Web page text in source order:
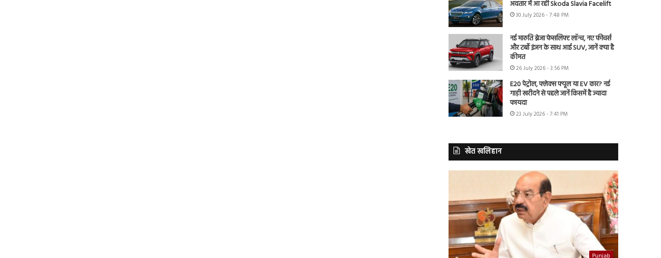
अवतार में आ रही Skoda Slavia Facelift
30 July 2026 - 7:48 PM
नई मारुति ब्रेजा फेसलिफ्ट लॉन्च, नए फीचर्स
और टर्बो इंजन के साथ आई SUV, जानें क्या है
कीमत
26 July 2026 - 3:56 PM
E20 पेट्रोल, फ्लेक्स फ्यूल या EV कार? नई
गाड़ी खरीदने से पहले जानें किसमें है ज्यादा
फायदा
23 July 2026 - 7:41 PM
खेत खलिहान
Punjab